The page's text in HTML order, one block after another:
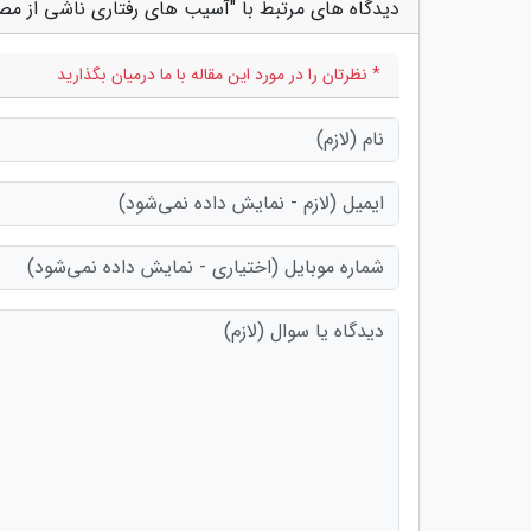
دیدگاه های مرتبط با "آسیب های رفتاری ناشی از
* نظرتان را در مورد این مقاله با ما درمیان بگذارید